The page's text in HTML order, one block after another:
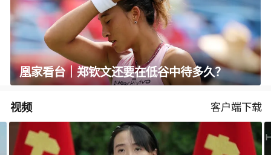
凰家看台｜郑钦文还要在低谷中待多久？
视频 客户端下载